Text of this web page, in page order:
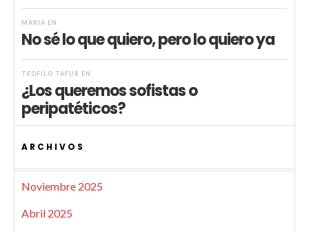
MARIA EN
No sé lo que quiero, pero lo quiero ya
TEÓFILO TAFUR EN
¿Los queremos sofistas o
peripatéticos?
ARCHIVOS
Noviembre 2025
Abril 2025